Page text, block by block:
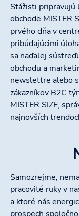
Stážisti pripravujú
obchode MISTER
prvého dňa v
pribúdajúcimi
sa naďalej
obchodu a
newslettre alebo
zákazníkov B2C
MISTER SIZE,
najnovších
Samozrejme,
pracovité ruky v
a ktoré nás